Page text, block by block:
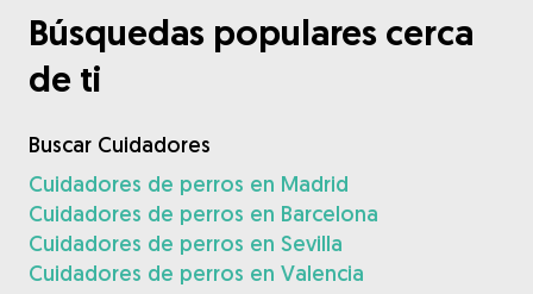
Búsquedas populares cerca
de ti
Buscar Cuidadores
Cuidadores de perros en Madrid
Cuidadores de perros en Barcelona
Cuidadores de perros en Sevilla
Cuidadores de perros en Valencia